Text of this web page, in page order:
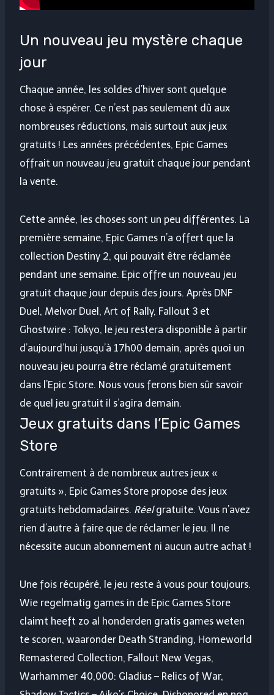
Un nouveau jeu mystère chaque
jour
Chaque année, les soldes d’hiver sont quelque
chose à espérer. Ce n’est pas seulement dû aux
nombreuses réductions, mais surtout aux jeux
gratuits ! Les années précédentes, Epic Games
offrait un nouveau jeu gratuit chaque jour pendant
la vente.
Cette année, les choses sont un peu différentes. La
première semaine, Epic Games n’a offert que la
collection Destiny 2, qui pouvait être réclamée
pendant une semaine. Epic offre un nouveau jeu
gratuit chaque jour depuis des jours. Après DNF
Duel, Melvor Duel, Art of Rally, Fallout 3 et
Ghostwire : Tokyo, le jeu restera disponible à partir
d’aujourd’hui jusqu’à 17h00 demain, après quoi un
nouveau jeu pourra être réclamé gratuitement
dans l’Epic Store. Nous vous ferons bien sûr savoir
de quel jeu gratuit il s’agira demain.
Jeux gratuits dans l’Epic Games
Store
Contrairement à de nombreux autres jeux «
gratuits », Epic Games Store propose des jeux
gratuits hebdomadaires. Réelgratuite. Vous n’avez
rien d’autre à faire que de réclamer le jeu. Il ne
nécessite aucun abonnement ni aucun autre achat !
Une fois récupéré, le jeu reste à vous pour toujours.
Wie regelmatig games in de Epic Games Store
claimt heeft zo al honderden gratis games weten
te scoren, waaronder Death Stranding, Homeworld
Remastered Collection, Fallout New Vegas,
Warhammer 40,000: Gladius – Relics of War,